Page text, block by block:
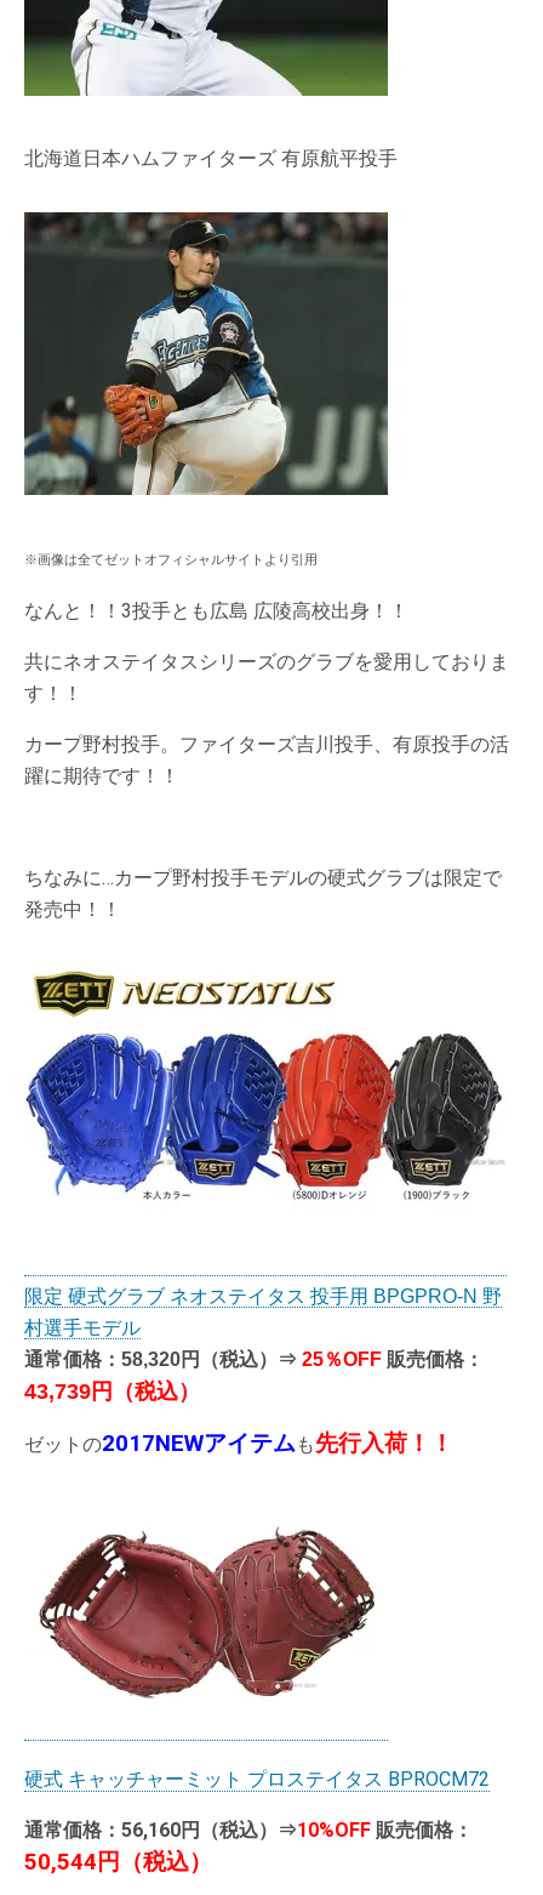
北海道日本ハムファイターズ 有原航平投手
※画像は全てゼットオフィシャルサイトより引用
なんと！！3投手とも広島 広陵高校出身！！
共にネオステイタスシリーズのグラブを愛用しておりま
す！！
カープ野村投手。ファイターズ吉川投手、有原投手の活
躍に期待です！！
ちなみに…カープ野村投手モデルの硬式グラブは限定で
発売中！！
限定 硬式グラブ ネオステイタス 投手用 BPGPRO-N 野
村選手モデル
通常価格：58,320円（税込）⇒ 25％OFF 販売価格：
43,739円（税込）
ゼットの2017NEWアイテムも先行入荷！！
硬式 キャッチャーミット プロステイタス BPROCM72
通常価格：56,160円（税込）⇒10%OFF 販売価格：
50,544円（税込）